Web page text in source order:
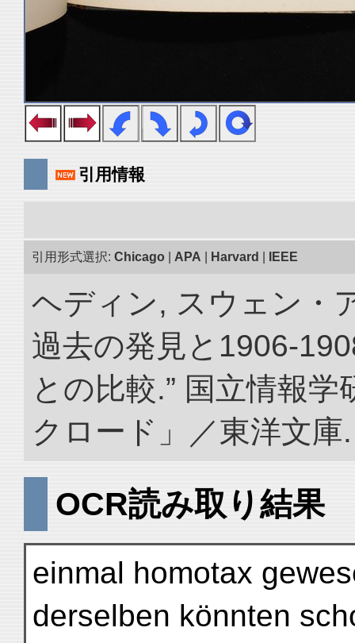
引用情報
引用形式選択: Chicago APA Harvard IEEE
ヘディン, スウェン・
過去の発見と1906-
との比較.” 国立情報
クロード」／東洋文
OCR読み取り結果
einmal homotax
derselben könnten